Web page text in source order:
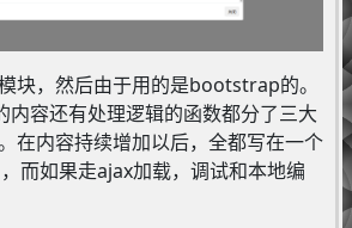
块，然后由于用的是bootstrap的。
内容还有处理逻辑的函数都分了三大
在内容持续增加以后，全都写在一个
而如果走ajax加载，调试和本地编